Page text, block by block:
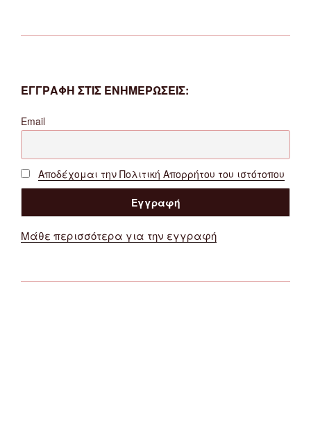
ΕΓΓΡΑΦΗ ΣΤΙΣ ΕΝΗΜΕΡΩΣΕΙΣ:
Email
Αποδέχομαι την Πολιτική Απορρήτου του ιστότοπου
Μάθε περισσότερα για την εγγραφή